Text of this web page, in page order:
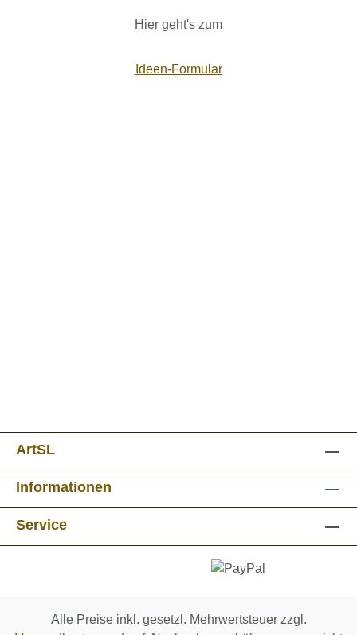
Hier geht's zum
Ideen-Formular
ArtSL
Informationen
Service
Alle Preise inkl. gesetzl. Mehrwertsteuer zzgl.